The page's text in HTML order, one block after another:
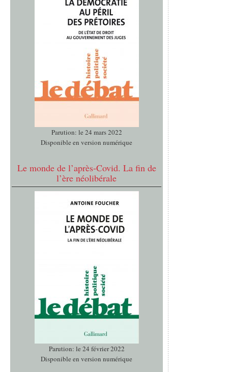
Parution: le 24 mars 2022
Disponible en version numérique
Le monde de l’après-Covid. La fin de
l’ère néolibérale
Parution: le 24 février 2022
Disponible en version numérique